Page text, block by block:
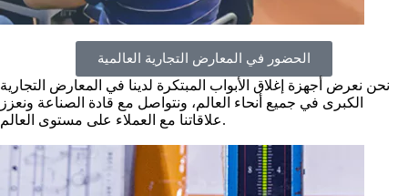
الحضور في المعارض التجارية العالمية
نحن نعرض أجهزة إغلاق الأبواب المبتكرة لدينا في المعارض التجارية
الكبرى في جميع أنحاء العالم، ونتواصل مع قادة الصناعة ونعزز
علاقاتنا مع العملاء على مستوى العالم.